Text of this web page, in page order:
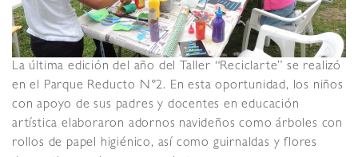
La última edición del año del Taller “Reciclarte” se realizó
en el Parque Reducto N°2. En esta oportunidad, los niños
con apoyo de sus padres y docentes en educación
artística elaboraron adornos navideños como árboles con
rollos de papel higiénico, así como guirnaldas y flores